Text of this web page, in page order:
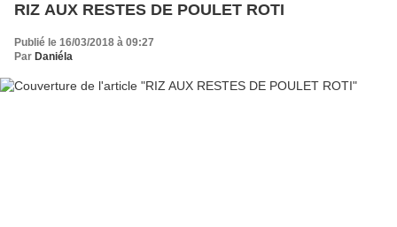
RIZ AUX RESTES DE POULET ROTI
Publié le 16/03/2018 à 09:27
Par Daniéla